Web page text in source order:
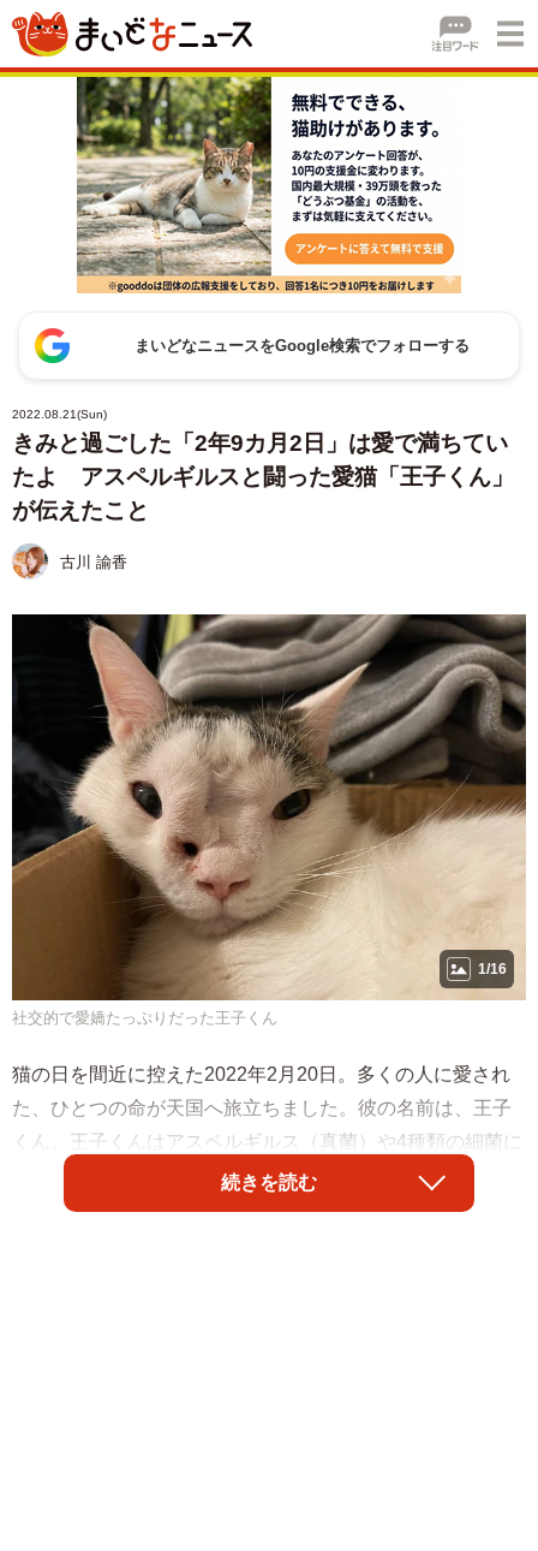
まいどなニュースをGoogle検索でフォローする
2022.08.21(Sun)
きみと過ごした「2年9カ月2日」は愛で満ちてい
たよ アスペルギルスと闘った愛猫「王子くん」
が伝えたこと
古川 諭香
1/16
社交的で愛嬌たっぷりだった王子くん
猫の日を間近に控えた2022年2月20日。多くの人に愛され
た、ひとつの命が天国へ旅立ちました。彼の名前は、王子
くん。王子くんはアスペルギルス（真菌）や4種類の細菌に
よる感染症、腎盂腎炎と闘い、生きようと頑張り続けまし
続きを読む